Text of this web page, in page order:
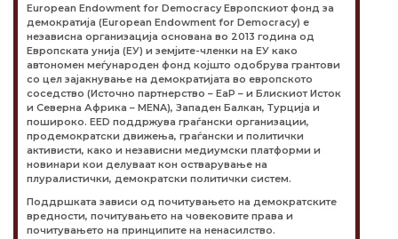
European Endowment for Democracy Европскиот фонд за
демократија (European Endowment for Democracy) е
независна организација основана во 2013 година од
Европската унија (ЕУ) и земјите-членки на ЕУ како
автономен меѓународен фонд којшто одобрува грантови
со цел зајакнување на демократијата во европското
соседство (Источно партнерство – EaP – и Блискиот Исток
и Северна Африка – MENA), Западен Балкан, Турција и
пошироко. EED поддржува граѓански организации,
продемократски движења, граѓански и политички
активисти, како и независни медиумски платформи и
новинари кои делуваат кон остварување на
плуралистички, демократски политички систем.
Поддршката зависи од почитувањето на демократските
вредности, почитувањето на човековите права и
почитувањето на принципите на ненасилство.